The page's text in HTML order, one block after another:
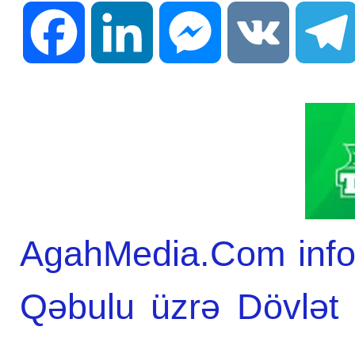
Facebook LinkedIn Messenger VK
AgahMedia.Com
Qəbulu üzrə Dövlət